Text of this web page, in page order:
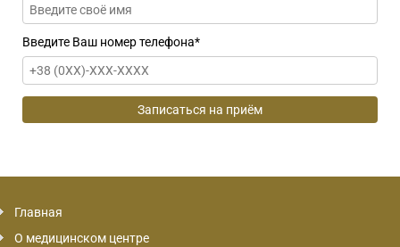
Введите Ваш номер телефона*
Главная
О медицинском центре